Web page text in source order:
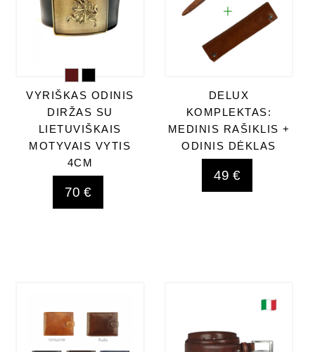
VYRIŠKAS ODINIS
DIRŽAS SU
LIETUVIŠKAIS
MOTYVAIS VYTIS
4CM
70 €
DELUX
KOMPLEKTAS:
MEDINIS RAŠIKLIS +
ODINIS DĖKLAS
49 €